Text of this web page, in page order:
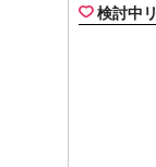
検討中